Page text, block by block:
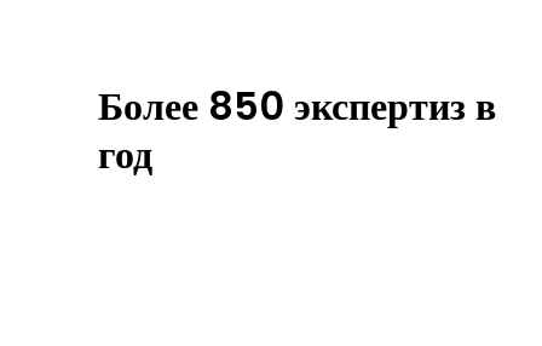
Более 850 экспертиз в
год